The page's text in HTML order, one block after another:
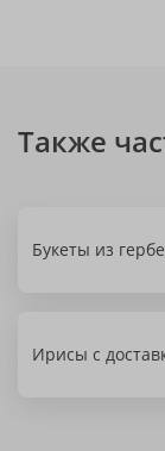
Также
Букеты из
Ирисы с